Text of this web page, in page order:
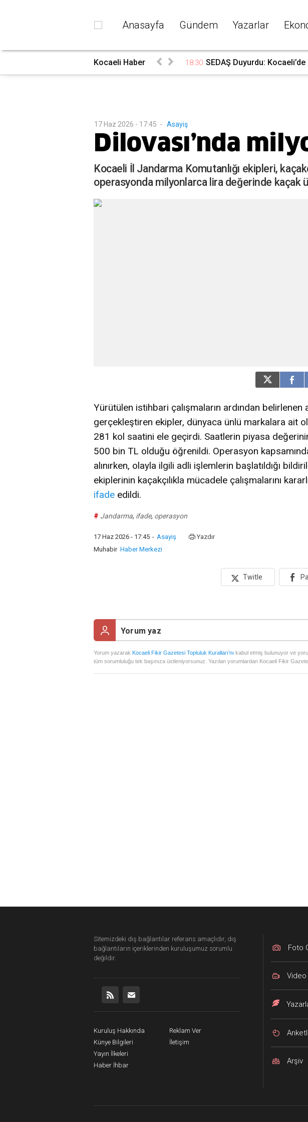
Anasayfa Gündem Yazarlar
Kocaeli Haber 18:30 SEDAŞ Duyurdu:
17 Haz 2026 - 17:45 - Asayiş
Dilovası’nda
Kocaeli İl Jandarma Komutanlığı ekipleri,
operasyonda milyonlarca lira değerinde kaçak
Yürütülen istihbari çalışmaların ardından belirlenen
gerçekleştiren ekipler, dünyaca ünlü markalara ait
281 kol saatini ele geçirdi. Saatlerin piyasa
500 bin TL olduğu öğrenildi. Operasyon
alınırken, olayla ilgili adli işlemlerin başlatıldığı
ekiplerinin kaçakçılıkla mücadele çalışmalarını
ifade edildi.
# Jandarma, ifade, operasyon
17 Haz 2026 - 17:45 - Asayiş
Yazdır
Muhabir Haber Merkezi
Twitle
Yorum yazarak Kocaeli Fikir Gazetesi Topluluk Kuralları’nı kabul etmiş bulunuyor ve
tüm sorumluluğu tek başınıza üstleniyorsunuz. Yazılan yorumlardan Kocaeli Fikir
Sitemizdeki dış bağlantılar referans amaçlıdır, dış
bağlantıların içeriklerinden kuruluşumuz sorumlu
değildir.
Kuruluş Hakkında
Künye Bilgileri
Yayın İlkeleri
Haber İhbar
Reklam Ver
İletişim
Foto
Video
Arşiv